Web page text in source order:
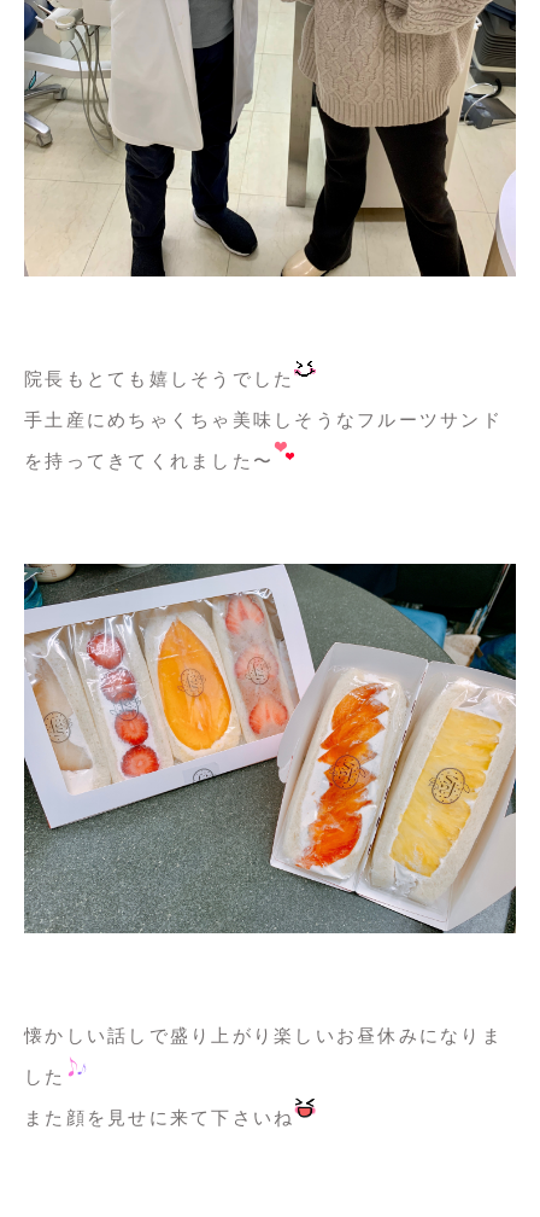
院長もとても嬉しそうでした
手土産にめちゃくちゃ美味しそうなフルーツサンド
を持ってきてくれました〜
懐かしい話しで盛り上がり楽しいお昼休みになりま
した
また顔を見せに来て下さいね